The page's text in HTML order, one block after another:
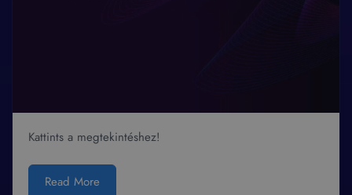
Kattints a megtekintéshez!
Read More